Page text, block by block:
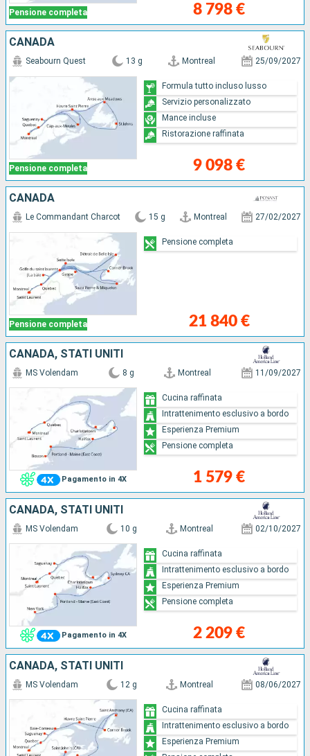
Pensione completa 8 798 €
CANADA
Pensione completa
Seabourn Quest 13 g Montreal 25/09/2027
9 098 €
Formula tutto incluso lusso
Servizio personalizzato
Mance incluse
Ristorazione raffinata
CANADA
Pensione completa
Le Commandant Charcot 15 g Montreal 27/02/2027
21 840 €
Pensione completa
CANADA, STATI UNITI
Pagamento in 4X
MS Volendam 8 g Montreal 11/09/2027
1 579 €
Cucina raffinata
Intrattenimento esclusivo a bordo
Esperienza Premium
Pensione completa
CANADA, STATI UNITI
Pagamento in 4X
MS Volendam 10 g Montreal 02/10/2027
2 209 €
Cucina raffinata
Intrattenimento esclusivo a bordo
Esperienza Premium
Pensione completa
CANADA, STATI UNITI
MS Volendam 12 g Montreal 08/06/2027
Cucina raffinata
Intrattenimento esclusivo a bordo
Esperienza Premium